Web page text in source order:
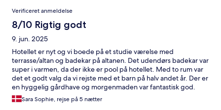
Anmeldelser
Verificeret anmeldelse
8/10 Rigtig godt
9. jun. 2025
Hotellet er nyt og vi boede på et studie værelse med
terrasse/altan og badekar på altanen. Det udendørs badekar var
super i varmen, da der ikke er pool på hotellet. Med to rum var
det et godt valg da vi rejste med et barn på halv andet år. Der er
en hyggelig gårdhave og morgenmaden var fantastisk god.
Området var stille og i gåafstand til alt, så virkelig en dejlig rolig
beliggenhed væk fra de mere crowdede gader. De fleste på
Sara Sophie, rejse på 5 nætter